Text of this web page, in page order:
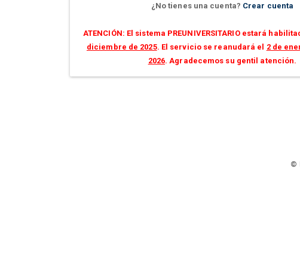
¿No tienes una cuenta? Crear cuenta
ATENCIÓN: El sistema PREUNIVERSITARIO estará
diciembre de 2025. El servicio se reanudará el 2 de
2026. Agradecemos su gentil atención.
©